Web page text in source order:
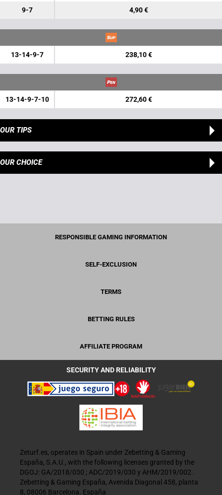
9-7 4,90 €
13-14-9-7 238,10 €
13-14-9-7-10 272,60 €
OUR TIPS
OUR CHOICE
RESPONSIBLE GAMING INFORMATION
SELF-EXCLUSION
TERMS
BETTING RULES
AFFILIATE PROGRAM
SECURITY AND RELIABILITY
Zeturf.es, operates in Spain under Zebetting & Gaming
España, S.A.U., with the following licenses granted by the
DGOJ: GA/2018/030 ; ADC/2019/030 y AHM/2019/002.
Zebetting & Gaming España, Avenida Diagonal 458, planta
8, 08006 Barcelona. España